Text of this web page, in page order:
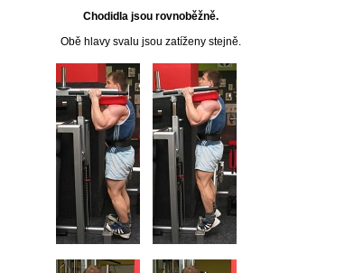
Chodidla jsou rovnoběžně.
Obě hlavy svalu jsou zatíženy stejně.